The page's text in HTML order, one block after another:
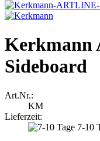
Kerkmann
Sideboard
Art.Nr.:
KM
Lieferzeit:
7-10